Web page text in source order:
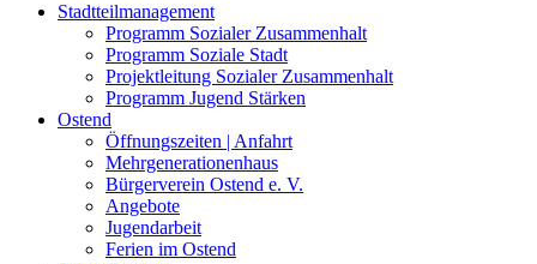
Stadtteilmanagement
Programm Sozialer Zusammenhalt
Programm Soziale Stadt
Projektleitung Sozialer Zusammenhalt
Programm Jugend Stärken
Ostend
Öffnungszeiten | Anfahrt
Mehrgenerationenhaus
Bürgerverein Ostend e. V.
Angebote
Jugendarbeit
Ferien im Ostend